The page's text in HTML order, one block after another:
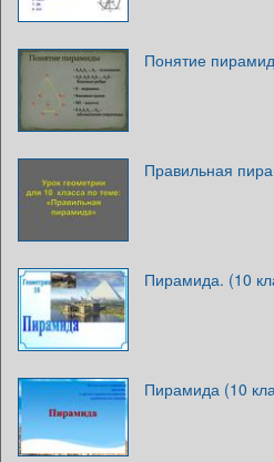
Понятие
Правильная
Пирамида. (10
Пирамида (10